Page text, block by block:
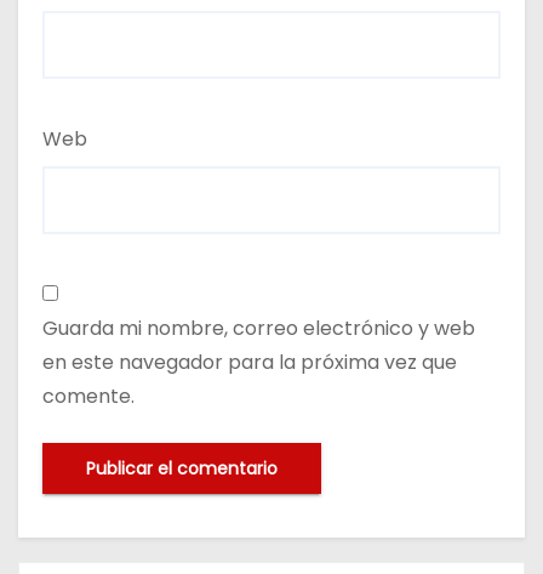
Web
Guarda mi nombre, correo electrónico y web
en este navegador para la próxima vez que
comente.